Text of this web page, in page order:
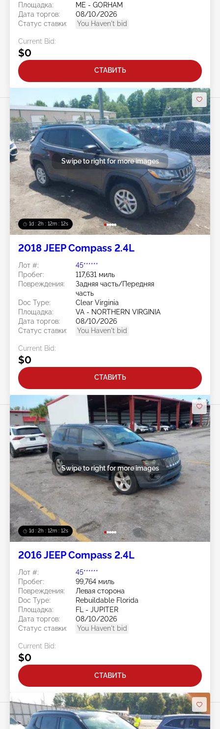
Площадка:
ME - GORHAM
Дата торгов:
08/10/2026
Статус ставки:
You Haven't bid
Current Bid:
$0
СТАВИТЬ
1d : 2h : 12m : 10s
Swipe to right for more images
2018 JEEP Compass 2.4L
Лот #:
45******
Пробег:
117,631 миль
Повреждения:
Задняя часть/Передняя
часть
Doc Type:
Clear Virginia
Площадка:
VA - NORTHERN VIRGINIA
Дата торгов:
08/10/2026
Статус ставки:
You Haven't bid
Current Bid:
$0
СТАВИТЬ
1d : 2h : 12m : 10s
Swipe to right for more images
2016 JEEP Compass 2.4L
Лот #:
45******
Пробег:
99,764 миль
Повреждения:
Левая сторона
Doc Type:
Rebuildable Florida
Площадка:
FL - JUPITER
Дата торгов:
08/10/2026
Статус ставки:
You Haven't bid
Current Bid:
$0
СТАВИТЬ